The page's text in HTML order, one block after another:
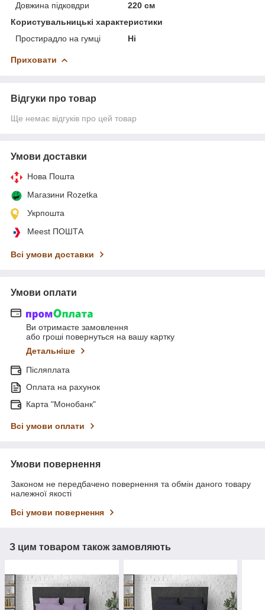
Довжина підковдри
220 см
Користувальницькі характеристики
Простирадло на гумці
Ні
Приховати
Відгуки про товар
Ще немає відгуків про цей товар
Умови доставки
Нова Пошта
Магазини Rozetka
Укрпошта
Meest ПОШТА
Всі умови доставки
Умови оплати
Ви отримаєте замовлення
або гроші повернуться на вашу картку
Детальніше
Післяплата
Оплата на рахунок
Карта "Монобанк"
Всі умови оплати
Умови повернення
Законом не передбачено повернення та обмін даного товару
належної якості
Всі умови повернення
З цим товаром також замовляють